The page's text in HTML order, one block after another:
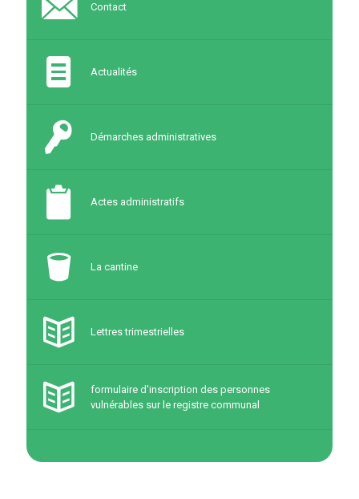
Contact
Actualités
Démarches administratives
Actes administratifs
La cantine
Lettres trimestrielles
formulaire d'inscription des personnes
vulnérables sur le registre communal